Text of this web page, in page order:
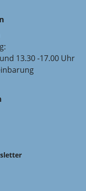
13.30 -17.00 Uhr